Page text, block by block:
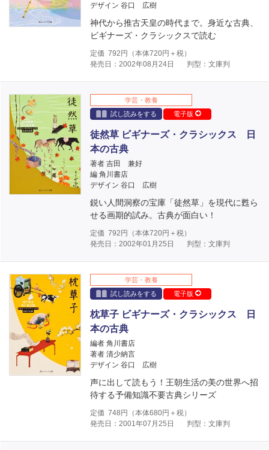
デザイン 谷口 広樹
神代から推古天皇の時代まで。身近な古典、
ビギナーズ・クラシックスで読む
定価 792 円（本体720円＋税）
発売日：2002年08月24日
判型：文庫判
学芸・教養
試し読みをする
電子版
徒然草 ビギナーズ・クラシックス 日
本の古典
著者 吉田 兼好
編 角川書店
デザイン 谷口 広樹
鋭い人間洞察の宝庫「徒然草」を現代に甦ら
せる画期的試み。古典が面白い！
定価 792 円（本体720円＋税）
発売日：2002年01月25日
判型：文庫判
学芸・教養
試し読みをする
電子版
枕草子 ビギナーズ・クラシックス 日
本の古典
編者 角川書店
著者 清少納言
デザイン 谷口 広樹
声に出して読もう！王朝生活の美の世界へ招
待する予備知識不要古典シリーズ
定価 748 円（本体680円＋税）
発売日：2001年07月25日
判型：文庫判